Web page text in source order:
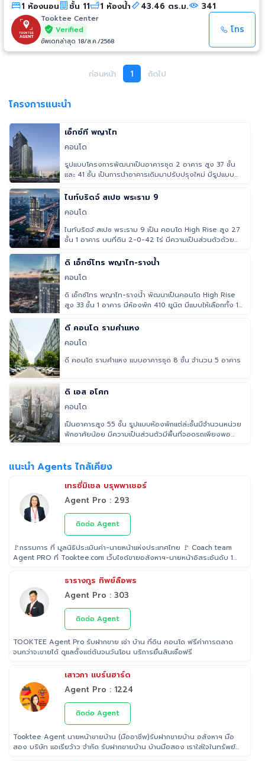
Central พระราม 9 - ม.ศรีนครินทรวิโรฒ ประสานมิตร - รพ. ม.แม่ฟ้าหลวง -
Sino Thai Tower - สวนเบญจสิริ - ศูนย์ประชุมแห่งชาติสิริกิติ์
1 ห้องนอน ชั้น 11 1 ห้องน้ำ 43.46 ตร.ม. 341
Tooktee Center
Verified
อัพเดทล่าสุด 18/ส.ค./2568
โทร
ก่อนหน้า 1 ถัดไป
โครงการแนะนำ
เอ็กซ์ที พญาไท
คอนโด
รูปแบบโครงการพัฒนาเป็นอาคารชุด 2 อาคาร สูง 37 ชั้น
และ 41 ชั้น เป็นการนำอาคารเดิมมาปรับปรุงใหม่ มีรูปแบบ
ไนท์บริดจ์ สเปซ พระราม 9
คอนโด
ไนท์บริดจ์ สเปซ พระราม 9 เป็น คอนโด High Rise สูง 27
ชั้น 1 อาคาร บนที่ดิน 2-0-42 ไร่ มีความเป็นส่วนตัวด้วย
ดิ เอ็กซ์โทร พญาไท-รางน้ำ
คอนโด
ดิ เอ็กซ์โทร พญาไท-รางน้ำ พัฒนาเป็นคอนโด High Rise
สูง 33 ชั้น 1 อาคาร มีห้องพัก 410 ยูนิต มีแบบให้เลือกทั้ง 1
ดี คอนโด รามคำแหง
คอนโด
ดี คอนโด รามคำแหง แบบอาคารชุด 8 ชั้น จำนวน 5 อาคาร
ดิ เอส อโศก
คอนโด
เป็นอาคารสูง 55 ชั้น รูปแบบห้องพักแต่ล่ะชั้นมีจำนวนหน่วย
พักอาศัยน้อย มีความเป็นส่วนตัวมีพื้นที่จอดรถเพียงพอ
แนะนำ Agents ไกล้เคียง
เทรซี่มิเชล บรุพพาเชอร์
Agent Pro : 293
ติดต่อ Agent
🚩กรรมการ ที่ มูลนิธิประเมินค่า-นายหน้าแห่งประเทศไทย 🚩 Coach team
Agent PRO ที่ Tooktee.com เว็บไซต์ขายอสังหาฯ-นายหน้าอิสระอันดับ 1
อสังหาริมทรัพย์ไทย 🚩 Property Consultant ที่ Tooktee ขาย-ซื้อ บ้าน
มือสอง อสังหาริมทรัพย์ กรุงเทพและปริมณฑล 🚩 อนุกรรม ที่สมาคมนาย
หน้า อสังหาริมทรัพย์ 🚩 อดีต Sale นายหน้าอสังหาริมทรัพย์ ที่ RE/MAX
และ ERA
ธารางกูร ทิพย์ลือพร
Agent Pro : 303
ติดต่อ Agent
TOOKTEE Agent Pro รับฝากขาย เช่า บ้าน ที่ดิน คอนโด ฟรีค่าการตลาด
จนกว่าจะขายได้ ดูแลตั้งแต่ต้นจนวันโอน บริการยื่นสินเชื่อฟรี
เสาวภา แบร์นฮาร์ด
Agent Pro : 1224
ติดต่อ Agent
Tooktee Agent นายหน้าขายบ้าน (มืออาชีพ)รับฝากขายบ้าน อสังหาฯ มือ
สอง บริษัท แอเรียว้าว จำกัด รับฝากขายบ้าน บ้านมือสอง เราใส่ใจในทรัพย์